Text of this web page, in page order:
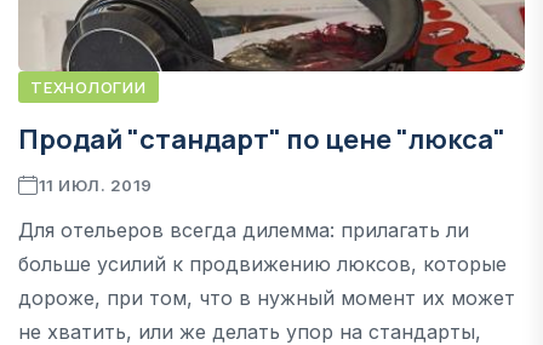
ТЕХНОЛОГИИ
Продай "стандарт" по цене "люкса"
11 ИЮЛ. 2019
Для отельеров всегда дилемма: прилагать ли
больше усилий к продвижению люксов, которые
дороже, при том, что в нужный момент их может
не хватить, или же делать упор на стандарты,